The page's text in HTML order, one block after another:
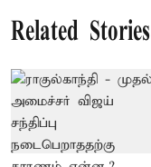
Related Stories